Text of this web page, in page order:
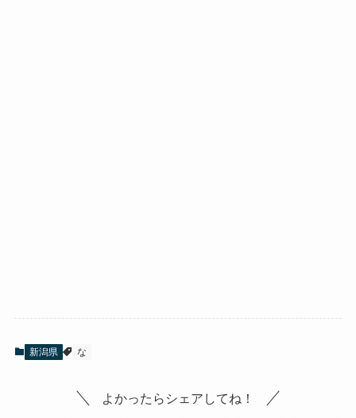
新潟県 な
よかったらシェアしてね！